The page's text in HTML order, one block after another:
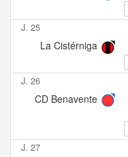
J. 25
La Cistérniga
J. 26
CD Benavente
J. 27